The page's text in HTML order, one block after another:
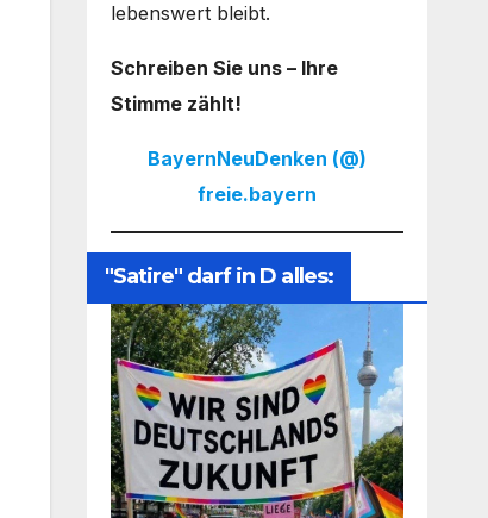
lebenswert bleibt.
Schreiben Sie uns – Ihre
Stimme zählt!
BayernNeuDenken (@)
freie.bayern
"Satire" darf in D alles: